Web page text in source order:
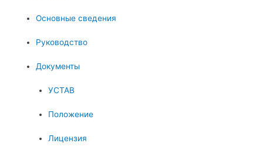
Основные сведения
Руководство
Документы
УСТАВ
Положение
Лицензия